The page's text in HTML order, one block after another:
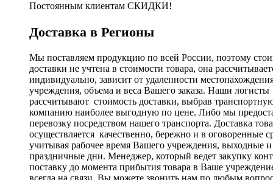
Постоянным клиентам СКИДКИ!
Доставка в Регионы
Мы поставляем продукцию по всей России, поэтому
доставки не учтена в стоимости товара, она
индивидуально, зависит от удаленности
учреждения, объема и веса Вашего заказа. Наши логисты
рассчитывают стоимость доставки, выбрав
компанию наиболее выгодную по цене. Либо мы
перевозку посредством нашего транспорта. Доставка
осуществляется качественно, бережно и в оговоренные
учитывая рабочее время Вашего учреждения, выходные и
праздничные дни. Менеджер, который ведет закупку
поставку до момента прибытия товара в Ваше